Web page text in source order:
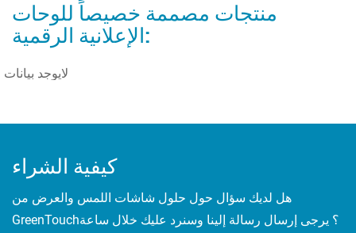
منتجات مصممة خصيصاً للوحات
الإعلانية الرقمية:
لايوجد بيانات
كيفية الشراء
هل لديك سؤال حول حلول شاشات اللمس والعرض من
GreenTouch؟ يرجى إرسال رسالة إلينا وسنرد عليك خلال ساعة